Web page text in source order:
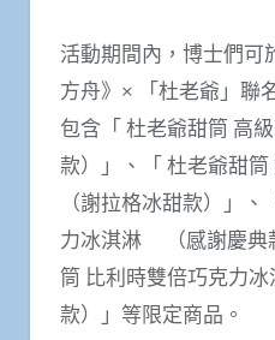
活動期間內，博士們可
方舟》× 「杜老爺」聯
包含「 杜老爺甜筒 高
款）」、「 杜老爺甜
（謝拉格冰甜款）」
力冰淇淋 （感謝慶典
筒 比利時雙倍巧克力
款）」等限定商品。